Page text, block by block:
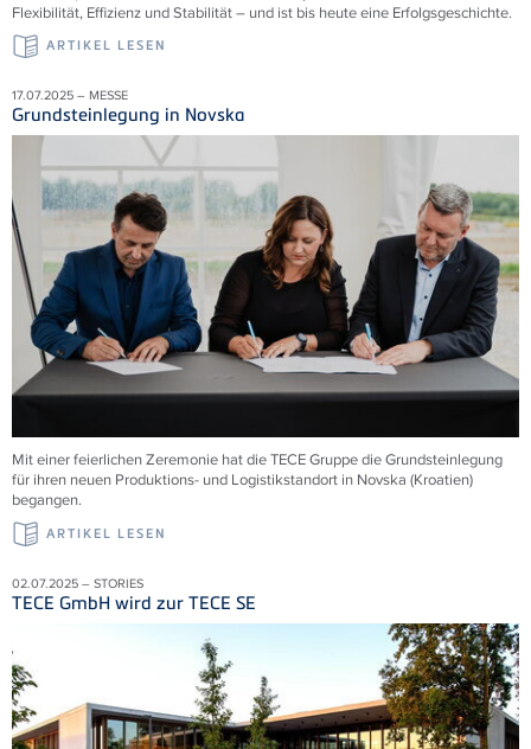
Flexibilität, Effizienz und Stabilität – und ist bis heute eine Erfolgsgeschichte.
ARTIKEL LESEN
17.07.2025 – MESSE
Grundsteinlegung in Novska
Mit einer feierlichen Zeremonie hat die TECE Gruppe die Grundsteinlegung
für ihren neuen Produktions- und Logistikstandort in Novska (Kroatien)
begangen.
ARTIKEL LESEN
02.07.2025 – STORIES
TECE GmbH wird zur TECE SE